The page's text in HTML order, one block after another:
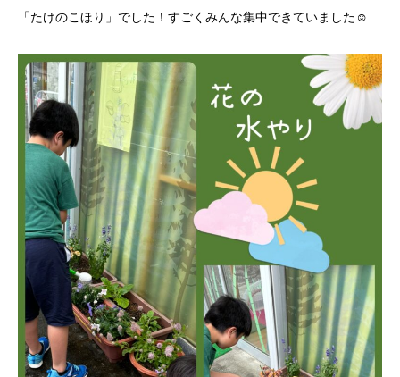
「たけのこほり」でした！すごくみんな集中できていました☺️